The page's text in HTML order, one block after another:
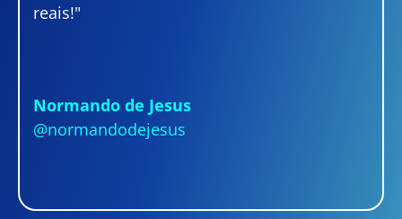
reais!"
Normando de Jesus
@normandodejesus